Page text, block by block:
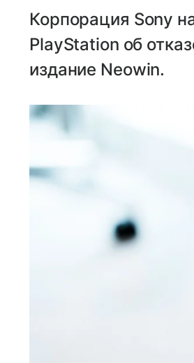
Корпорация Sony
PlayStation об
издание Neowin.